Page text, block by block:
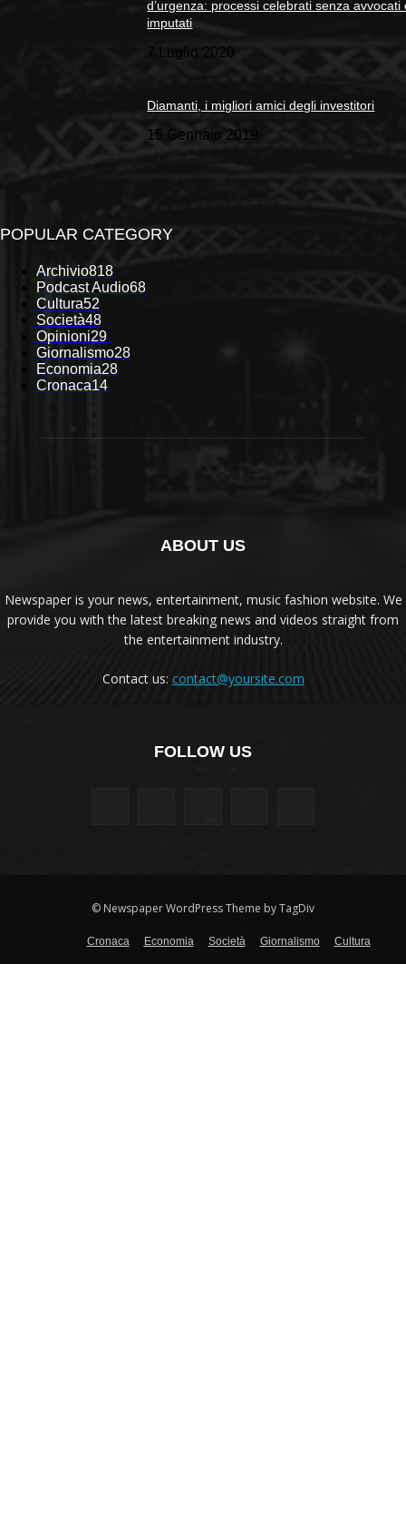
d’urgenza: processi celebrati senza avvocati
imputati
7 Luglio 2020
Diamanti, i migliori amici degli investitori
15 Gennaio 2019
POPULAR CATEGORY
Archivio818
Podcast Audio68
Cultura52
Società48
Opinioni29
Giornalismo28
Economia28
Cronaca14
ABOUT US
Newspaper is your news, entertainment, music fashion website. We
provide you with the latest breaking news and videos straight from
the entertainment industry.
Contact us: contact@yoursite.com
FOLLOW US
© Newspaper WordPress Theme by TagDiv
Cronaca Economia Società Giornalismo Cultura